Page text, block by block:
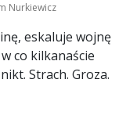
Nurkiewicz
eskaluje wojnę
co kilkanaście
Strach. Groza.